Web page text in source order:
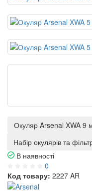
Окуляр Arsenal XWA 9
Набір окулярів та
В наявності
0
Код товару: 2227 AR